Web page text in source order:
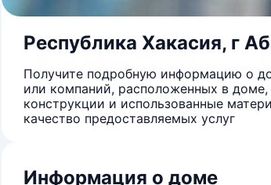
Республика Хакасия, г
Получите подробную информацию о
или компаний, расположенных в доме,
конструкции и использованные
качество предоставляемых услуг
Информация о доме